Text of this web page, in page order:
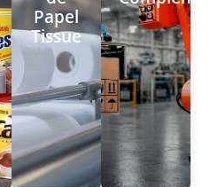
Papel
Tissue